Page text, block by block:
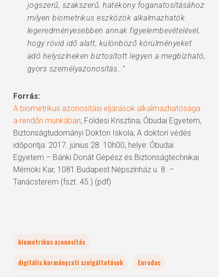
jogszerű, szakszerű, hatékony foganatosításához
milyen biometrikus eszközök alkalmazhatók
legeredményesebben annak figyelembevételével,
hogy rövid idő alatt, különböző körülményeket
adó helyszíneken biztosított legyen a megbízható,
gyors személyazonosítás…”
Forrás:
A biometrikus azonosítási eljárások alkalmazhatósága
a rendőri munkában; Földesi Krisztina; Óbudai Egyetem,
Biztonságtudományi Doktori Iskola; A doktori védés
időpontja: 2017. június 28. 10h00, helye: Óbudai
Egyetem – Bánki Donát Gépész és Biztonságtechnikai
Mérnöki Kar, 1081 Budapest Népszínház u. 8. –
Tanácsterem (fszt. 45.) (pdf)
biometrikus azonosítás
digitális kormányzati szolgáltatások
Eurodac